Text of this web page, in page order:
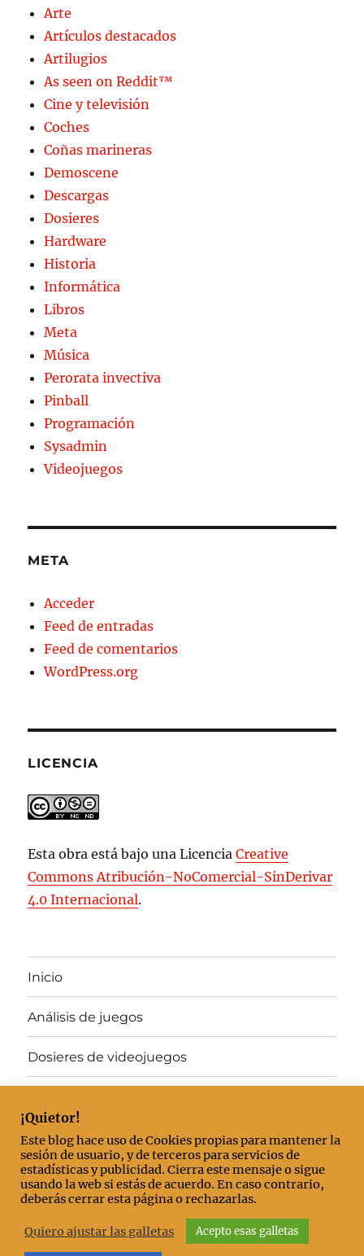
Arte
Artículos destacados
Artilugios
As seen on Reddit™
Cine y televisión
Coches
Coñas marineras
Demoscene
Descargas
Dosieres
Hardware
Historia
Informática
Libros
Meta
Música
Perorata invectiva
Pinball
Programación
Sysadmin
Videojuegos
META
Acceder
Feed de entradas
Feed de comentarios
WordPress.org
LICENCIA
Esta obra está bajo una LicenciaCreative
Commons Atribución-NoComercial-SinDerivar
4.0 Internacional.
Inicio
Análisis de juegos
Dosieres de videojuegos
Artículos destacados
Mis «El mejor juego del año»
¡Quietor!
Este blog hace uso de Cookies propias para mantener la
sesión de usuario, y de terceros para servicios de
estadísticas y publicidad. Cierra este mensaje o sigue
usando la web si estás de acuerdo. En caso contrario,
deberás cerrar esta página o rechazarlas.
Quiero ajustar las galletas Acepto esas galletas